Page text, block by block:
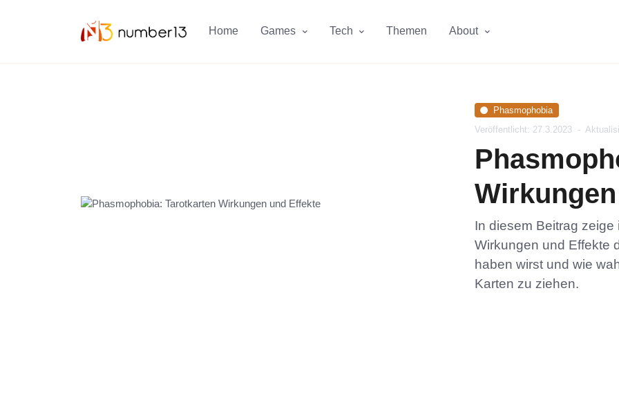
Home Games Tech Themen About
Phasmophobia
Veröffentlicht: 27.3.2023 -
In diesem Beitrag
Wirkungen und Effekte
haben wirst und wie
Karten zu ziehen.